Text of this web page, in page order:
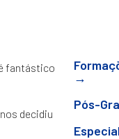
fantástico
decidiu
→
Pós-